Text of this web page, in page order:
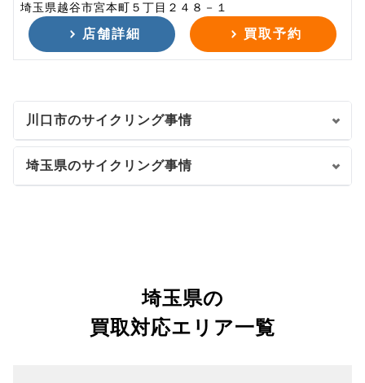
埼玉県越谷市宮本町５丁目２４８－１
店舗詳細 買取予約
川口市のサイクリング事情
埼玉県のサイクリング事情
埼玉県の
買取対応エリア一覧